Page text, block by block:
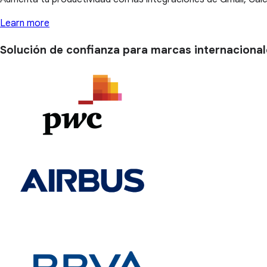
Learn more
Solución de confianza para marcas